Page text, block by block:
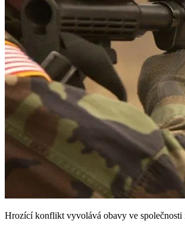
Hrozící konflikt vyvolává obavy ve společnosti